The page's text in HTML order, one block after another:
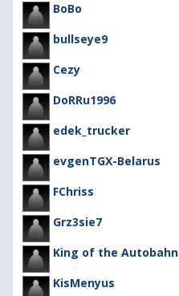
BoBo
bullseye9
Cezy
DoRRu1996
edek_trucker
evgenTGX-Belarus
FChriss
Grz3sie7
King of the Autobahn
KisMenyus